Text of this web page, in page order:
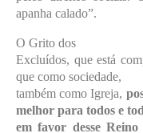
apanha calado”.
O Grito dos
Excluídos, que está
que como sociedade,
também como Igreja,
melhor para todos e
em favor desse